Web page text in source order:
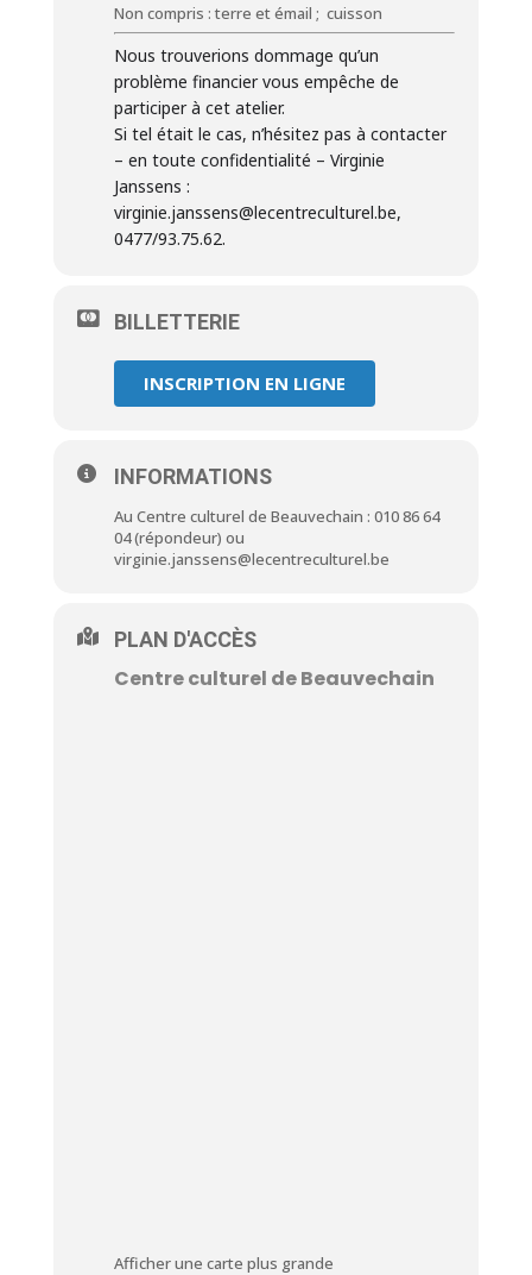
Non compris : terre et émail ; cuisson
Nous trouverions dommage qu’un
problème financier vous empêche de
participer à cet atelier.
Si tel était le cas, n’hésitez pas à contacter
– en toute confidentialité – Virginie
Janssens :
virginie.janssens@lecentreculturel.be,
0477/93.75.62.
BILLETTERIE
INSCRIPTION EN LIGNE
INFORMATIONS
Au Centre culturel de Beauvechain : 010 86 64
04 (répondeur) ou
virginie.janssens@lecentreculturel.be
PLAN D'ACCÈS
Centre culturel de Beauvechain
Afficher une carte plus grande